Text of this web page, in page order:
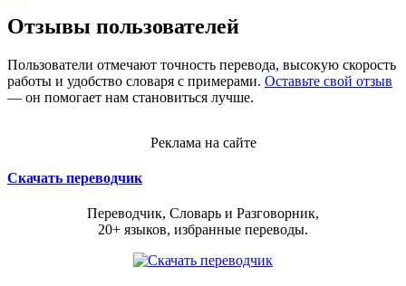
Отзывы пользователей
Пользователи отмечают точность перевода, высокую скорость
работы и удобство словаря с примерами. Оставьте свой отзыв
— он помогает нам становиться лучше.
Реклама на сайте
Скачать переводчик
Переводчик, Словарь и Разговорник,
20+ языков, избранные переводы.